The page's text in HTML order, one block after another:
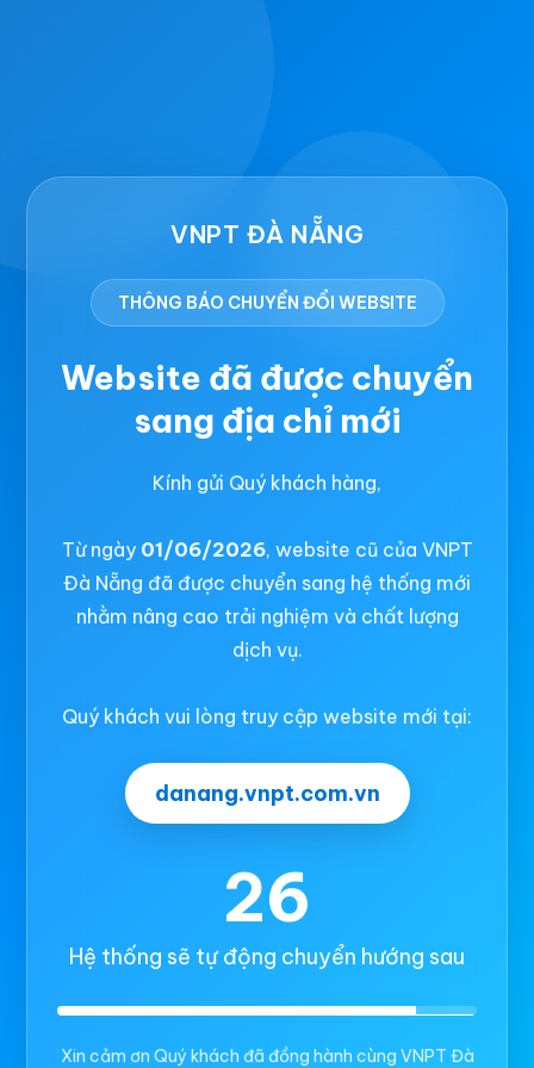
VNPT ĐÀ NẴNG
THÔNG BÁO CHUYỂN ĐỔI WEBSITE
Website đã được chuyển
sang địa chỉ mới
Kính gửi Quý khách hàng,
Từ ngày 01/06/2026, website cũ của VNPT
Đà Nẵng đã được chuyển sang hệ thống mới
nhằm nâng cao trải nghiệm và chất lượng
dịch vụ.
Quý khách vui lòng truy cập website mới tại:
danang.vnpt.com.vn
26
Hệ thống sẽ tự động chuyển hướng sau
Xin cảm ơn Quý khách đã đồng hành cùng VNPT Đà